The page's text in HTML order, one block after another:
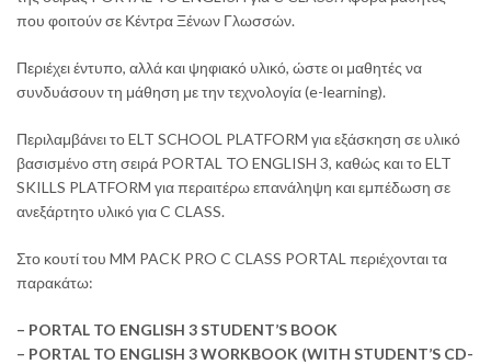
που φοιτούν σε Κέντρα Ξένων Γλωσσών.
Περιέχει έντυπο, αλλά και ψηφιακό υλικό, ώστε οι μαθητές να
συνδυάσουν τη μάθηση με την τεχνολογία (e-learning).
Περιλαμβάνει το ELT SCHOOL PLATFORM για εξάσκηση σε υλικό
βασισμένο στη σειρά PORTAL TO ENGLISH 3, καθώς και το ELT
SKILLS PLATFORM για περαιτέρω επανάληψη και εμπέδωση σε
ανεξάρτητο υλικό για C CLASS.
Στο κουτί του MM PACK PRO C CLASS PORTAL περιέχονται τα
παρακάτω:
– PORTAL TO ENGLISH 3 STUDENT’S BOOK
– PORTAL TO ENGLISH 3 WORKBOOK (WITH STUDENT’S CD-